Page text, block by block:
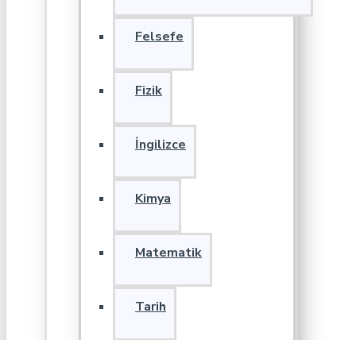
Felsefe
Fizik
İngilizce
Kimya
Matematik
Tarih